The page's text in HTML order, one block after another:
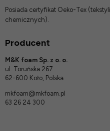
Posiada certyfikat Oeko-Tex
chemicznych).
Producent
M&K foam Sp. z o. o.
ul. Toruńska 267
62-600 Koło, Polska
mkfoam@mkfoam.pl
63 26 24 300